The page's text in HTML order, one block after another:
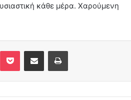
κάθε μέρα. Χαρούμενη
Pocket Share via Email Print